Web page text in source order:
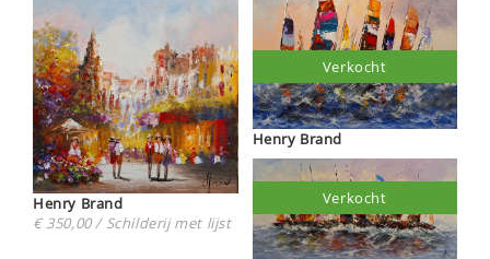
Henry Brand
€ 350,00 / Schilderij met lijst
Henry Brand
Verkocht
Verkocht